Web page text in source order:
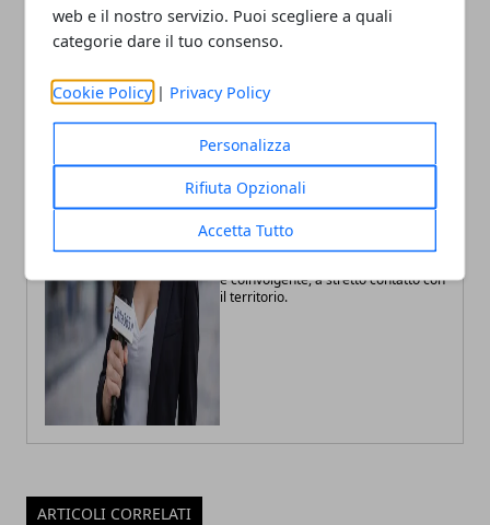
web e il nostro servizio. Puoi scegliere a quali
categorie dare il tuo consenso.
Cookie Policy | Privacy Policy
Personalizza
Rifiuta Opzionali
Accetta Tutto
Fabiana Fissore
Fabiana Fissore è web editor e
creator di contenuti dedicati a
e coinvolgente, a stretto contatto con
il territorio.
ARTICOLI CORRELATI